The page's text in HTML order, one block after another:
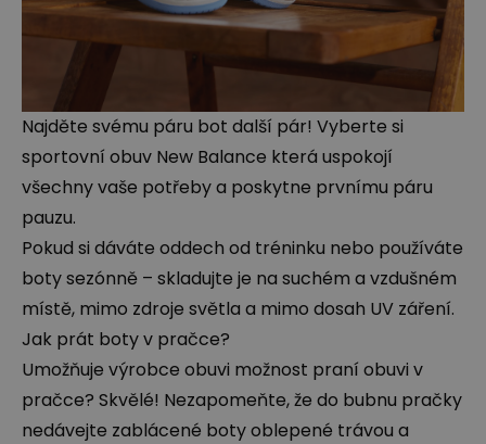
Najděte svému páru bot další pár! Vyberte si
sportovní obuv New Balance která uspokojí
všechny vaše potřeby a poskytne prvnímu páru
pauzu.
Pokud si dáváte oddech od tréninku nebo používáte
boty sezónně – skladujte je na suchém a vzdušném
místě, mimo zdroje světla a mimo dosah UV záření.
Jak prát boty v pračce?
Umožňuje výrobce obuvi možnost praní obuvi v
pračce? Skvělé! Nezapomeňte, že do bubnu pračky
nedávejte zablácené boty oblepené trávou a